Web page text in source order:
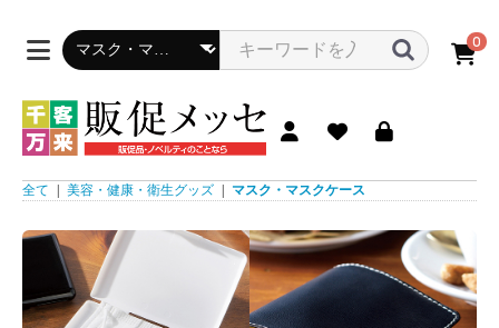
0
全て 美容・健康・衛生グッズ マスク・マスクケース